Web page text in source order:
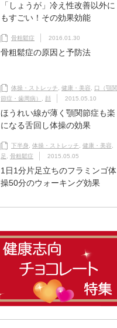
「しょうが」冷え性改善以外に
もすごい！その効果効能
骨粗鬆症 2016.01.30
骨粗鬆症の原因と予防法
体操・ストレッチ 健康・美容
口（顎関
節症・歯周病）
顔 2015.05.10
ほうれい線が薄く顎関節症も楽
になる舌回し体操の効果
下半身 体操・ストレッチ 健康・美容
足
骨粗鬆症 2015.05.05
1日1分片足立ちのフラミンゴ体
操50分のウォーキング効果